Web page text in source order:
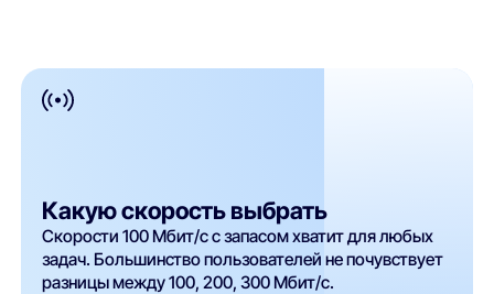
Какую скорость выбрать
Скорости 100 Мбит/с с запасом хватит для любых
задач. Большинство пользователей не почувствует
разницы между 100, 200, 300 Мбит/с.